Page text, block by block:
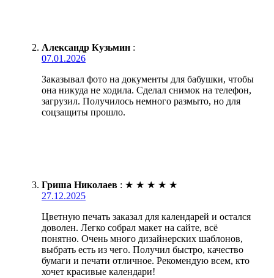
Александр Кузьмин :
07.01.2026
Заказывал фото на документы для бабушки, чтобы
она никуда не ходила. Сделал снимок на телефон,
загрузил. Получилось немного размыто, но для
соцзащиты прошло.
Гриша Николаев : ★ ★ ★ ★ ★
27.12.2025
Цветную печать заказал для календарей и остался
доволен. Легко собрал макет на сайте, всё
понятно. Очень много дизайнерских шаблонов,
выбрать есть из чего. Получил быстро, качество
бумаги и печати отличное. Рекомендую всем, кто
хочет красивые календари!